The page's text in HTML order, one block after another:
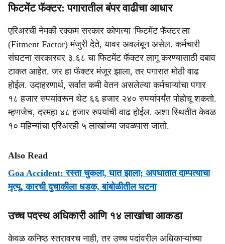
फिटमेंट फॅक्टर: पगारातील बंपर वाढीचा आधार
एरिअरची नेमकी रक्कम सरकार कोणत्या 'फिटमेंट फॅक्टर'ला
(Fitment Factor) मंजुरी देते, यावर अवलंबून असेल. कर्मचारी
संघटना सरकारवर ३.६८ चा फिटमेंट फॅक्टर लागू करण्यासाठी दबाव
टाकत आहेत. जर हा फॅक्टर मंजूर झाला, तर पगारात मोठी वाढ
होईल. उदाहरणार्थ, सर्वात कमी वेतन असलेल्या कर्मचाऱ्यांचा पगार
१८ हजार रुपयांवरून थेट ६६ हजार २४० रुपयांपर्यंत पोहोचू शकतो.
म्हणजेच, दरमहा ४८ हजार रुपयांची वाढ होईल. अशा स्थितीत केवळ
१० महिन्यांचा एरिअरही ५ लाखांच्या जवळपास जातो.
Also Read
Goa Accident: रस्‍ता चुकला, घात झाला; अपघातात दाम्‍पत्‍याचा
मृत्‍यू, कारची दुचाकीला धडक, बांबोळीतील घटना
उच्च पदस्थ अधिकारी आणि १४ लाखांचा आकडा
केवळ कनिष्ठ स्तरावरच नाही, तर उच्च पदांवरील अधिकाऱ्यांच्या